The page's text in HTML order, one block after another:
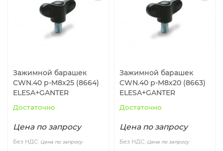
Ролики и колёса
Компоненты линейного движения
Вакуумные компоненты
Зажимной барашек
CWN.40 p-M8x25 (8664)
ELESA+GANTER
Достаточно
Цена по запросу
Без НДС: Цена по запросу
Зажимной барашек
CWN.40 p-M8x20 (8663)
ELESA+GANTER
Достаточно
Цена по запросу
Без НДС: Цена по запросу